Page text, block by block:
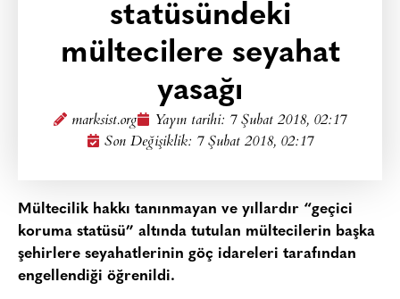
statüsündeki
mültecilere seyahat
yasağı
marksist.org Yayın tarihi: 7 Şubat 2018, 02:17
Son Değişiklik: 7 Şubat 2018, 02:17
Mültecilik hakkı tanınmayan ve yıllardır “geçici
koruma statüsü” altında tutulan mültecilerin başka
şehirlere seyahatlerinin göç idareleri tarafından
engellendiği öğrenildi.